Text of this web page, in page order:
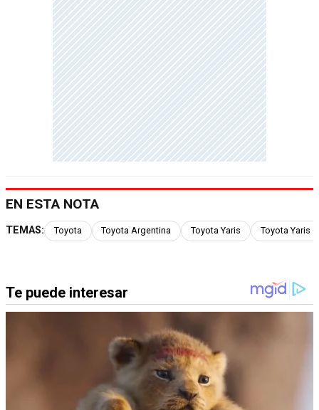
EN ESTA NOTA
TEMAS: Toyota Toyota Argentina Toyota Yaris Toyota Yaris